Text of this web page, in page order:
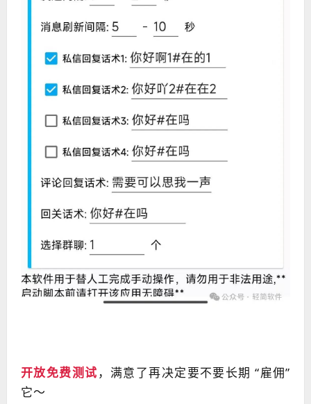
开放免费测试 ，满意了再决定要不要长期 “雇佣”
它～